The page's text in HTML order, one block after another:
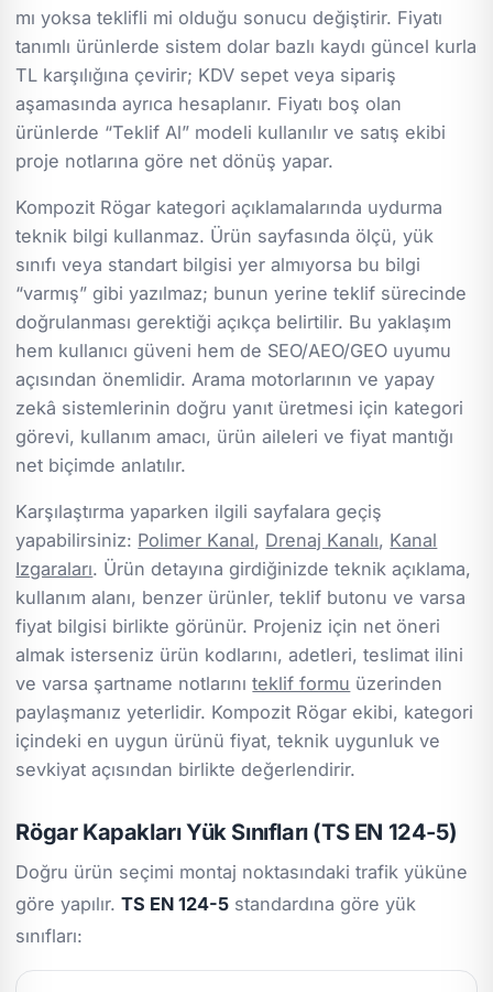
mı yoksa teklifli mi olduğu sonucu değiştirir. Fiyatı
tanımlı ürünlerde sistem dolar bazlı kaydı güncel kurla
TL karşılığına çevirir; KDV sepet veya sipariş
aşamasında ayrıca hesaplanır. Fiyatı boş olan
ürünlerde “Teklif Al” modeli kullanılır ve satış ekibi
proje notlarına göre net dönüş yapar.
Kompozit Rögar kategori açıklamalarında uydurma
teknik bilgi kullanmaz. Ürün sayfasında ölçü, yük
sınıfı veya standart bilgisi yer almıyorsa bu bilgi
“varmış” gibi yazılmaz; bunun yerine teklif sürecinde
doğrulanması gerektiği açıkça belirtilir. Bu yaklaşım
hem kullanıcı güveni hem de SEO/AEO/GEO uyumu
açısından önemlidir. Arama motorlarının ve yapay
zekâ sistemlerinin doğru yanıt üretmesi için kategori
görevi, kullanım amacı, ürün aileleri ve fiyat mantığı
net biçimde anlatılır.
Karşılaştırma yaparken ilgili sayfalara geçiş
yapabilirsiniz: Polimer Kanal, Drenaj Kanalı, Kanal
Izgaraları. Ürün detayına girdiğinizde teknik açıklama,
kullanım alanı, benzer ürünler, teklif butonu ve varsa
fiyat bilgisi birlikte görünür. Projeniz için net öneri
almak isterseniz ürün kodlarını, adetleri, teslimat ilini
ve varsa şartname notlarınıteklif formu üzerinden
paylaşmanız yeterlidir. Kompozit Rögar ekibi, kategori
içindeki en uygun ürünü fiyat, teknik uygunluk ve
sevkiyat açısından birlikte değerlendirir.
Rögar Kapakları Yük Sınıfları (TS EN 124-5)
Doğru ürün seçimi montaj noktasındaki trafik yüküne
göre yapılır.TS EN 124-5 standardına göre yük
sınıfları: